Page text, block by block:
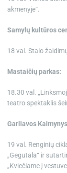
akmenyje“.
Samylų kultūros
18 val. Stalo
Mastaičių parkas:
18.30 val.
teatro spektaklis
Garliavos
19 val. Renginių
„Gegutala“ ir
„Kviečiame į